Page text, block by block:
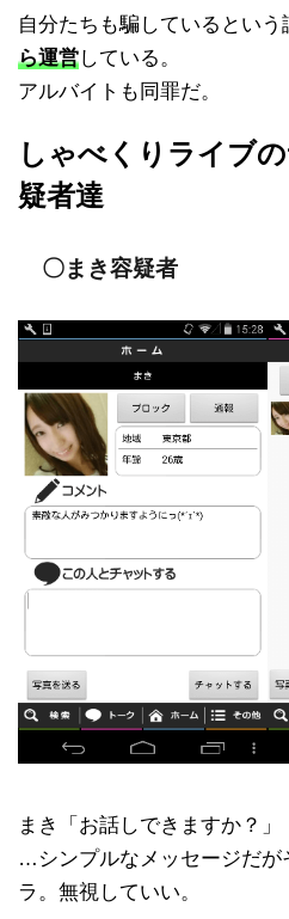
自分たちも騙しているという
ら運営している。
アルバイトも同罪だ。
しゃべくりライブ
疑者達
〇まき容疑者
まき「お話しできますか？」
…シンプルなメッセージだが
ラ。無視していい。